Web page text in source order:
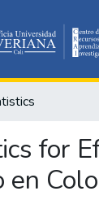
for
en